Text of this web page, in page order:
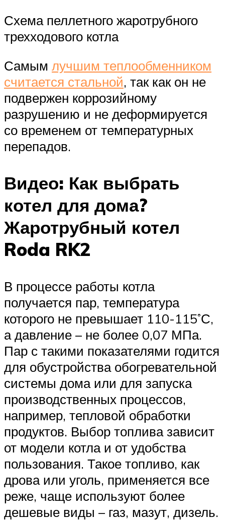
Схема пеллетного жаротрубного
трехходового котла
Самым лучшим теплообменником
считается стальной, так как он не
подвержен коррозийному
разрушению и не деформируется
со временем от температурных
перепадов.
Видео: Как выбрать
котел для дома?
Жаротрубный котел
Roda RK2
В процессе работы котла
получается пар, температура
которого не превышает 110-115˚С,
а давление – не более 0,07 МПа.
Пар с такими показателями годится
для обустройства обогревательной
системы дома или для запуска
производственных процессов,
например, тепловой обработки
продуктов. Выбор топлива зависит
от модели котла и от удобства
пользования. Такое топливо, как
дрова или уголь, применяется все
реже, чаще используют более
дешевые виды – газ, мазут, дизель.